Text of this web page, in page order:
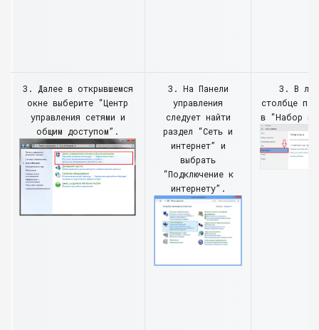
3. Далее в открывшемся
окне выберите “Центр
управления сетями и
общим доступом”.
3. На Панели
управления
следует найти
раздел “Сеть и
интернет” и
выбрать
“Подключение к
интернету”.
3. В
столбце
в “Набор